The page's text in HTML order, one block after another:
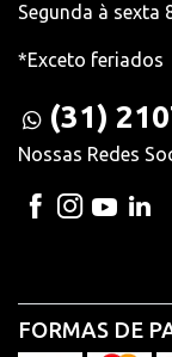
Segunda à sexta
*Exceto feriados
(31)
Nossas Redes
FORMAS DE